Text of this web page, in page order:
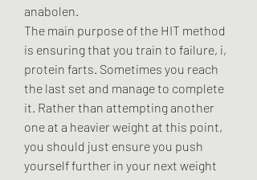
anabolen.
The main purpose of the HIT method
is ensuring that you train to failure, i,
protein farts. Sometimes you reach
the last set and manage to complete
it. Rather than attempting another
one at a heavier weight at this point,
you should just ensure you push
yourself further in your next weight